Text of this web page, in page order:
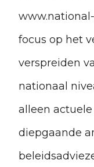
focus op het
verspreiden
nationaal
alleen
diepgaande